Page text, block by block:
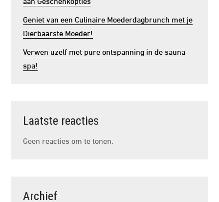
Geniet van een Culinaire Moederdagbrunch met je
Dierbaarste Moeder!
Verwen uzelf met pure ontspanning in de sauna
spa!
Laatste reacties
Geen reacties om te tonen.
Archief